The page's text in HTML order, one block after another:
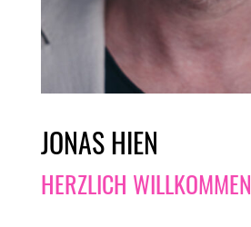
JONAS HIEN
HERZLICH WILLKOMMEN